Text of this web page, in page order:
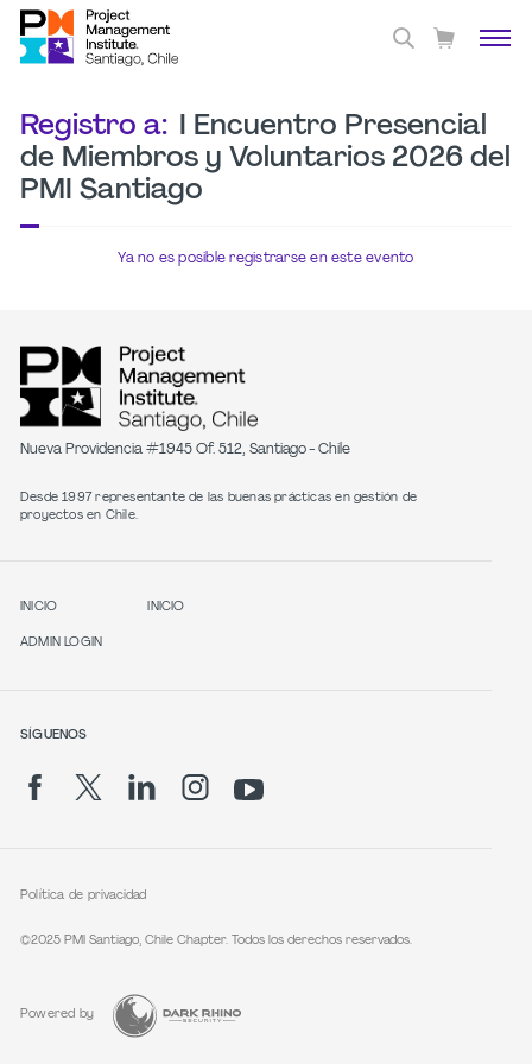
Registro a: I Encuentro Presencial
de Miembros y Voluntarios 2026 del
PMI Santiago
Ya no es posible registrarse en este evento
Nueva Providencia #1945 Of. 512, Santiago - Chile
Desde 1997 representante de las buenas prácticas en gestión de
proyectos en Chile.
INICIO
ADMIN LOGIN
INICIO
SÍGUENOS
Política de privacidad
©2025 PMI Santiago, Chile Chapter. Todos los derechos reservados.
Powered by